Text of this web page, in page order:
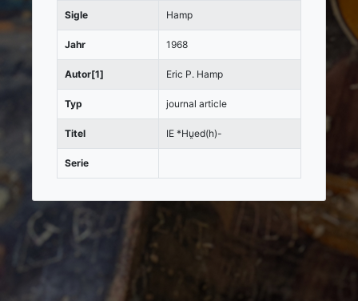
Sigle Hamp
Jahr 1968
Autor[1] Eric P. Hamp
Typ journal article
Titel IE *Hu̯ed(h)-
Serie